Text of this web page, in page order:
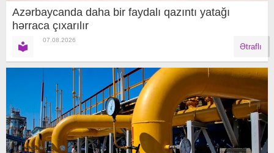
Azərbaycanda daha bir faydalı qazıntı yatağı
hərraca çıxarılır
07.08.2026
Ətraflı